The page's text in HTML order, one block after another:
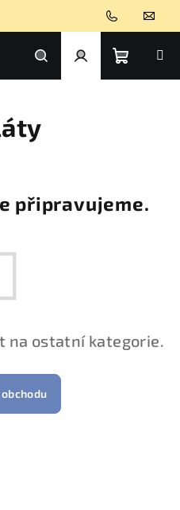
Hledat PřihlášeníNákupní
připravujeme.
na ostatní kategorie.